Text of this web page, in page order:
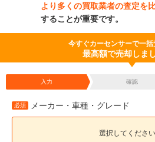
より多くの買取業者の査定を
することが重要です。
今すぐカーセンサーで一括
最高額で売却しま
入力 確認
必須 メーカー・車種・グレード
選択してください